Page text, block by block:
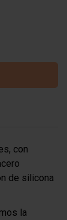
con
de silicona
la